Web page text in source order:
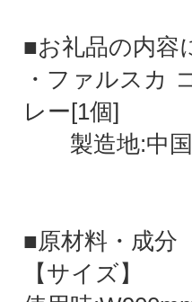
■お礼品の内容
・ファルスカ
レー[1個]
製造地:中国/
■原材料・成分
【サイズ】